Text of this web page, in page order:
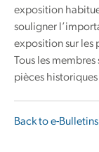
exposition
souligner
exposition sur les
Tous les
pièces
Back to e-Bulletins